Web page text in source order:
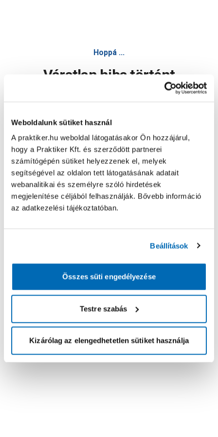
Weboldalunk sütiket használ
A praktiker.hu weboldal látogatásakor Ön hozzájárul,
hogy a Praktiker Kft. és szerződött partnerei
számítógépén sütiket helyezzenek el, melyek
segítségével az oldalon tett látogatásának adatait
webanalitikai és személyre szóló hirdetések
megjelenítése céljából felhasználják. Bővebb információ
az adatkezelési tájékoztatóban.
Beállítások
Összes süti engedélyezése
Testre szabás
Kizárólag az elengedhetetlen sütiket használja
Hoppá ...
Váratlan hiba történt
Oldal újratöltése